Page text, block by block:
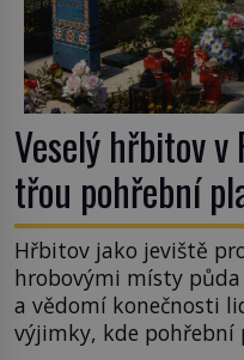
Veselý hřbitov
třou pohřební
Hřbitov jako jeviště
hrobovými místy
a vědomí konečnosti
výjimky, kde